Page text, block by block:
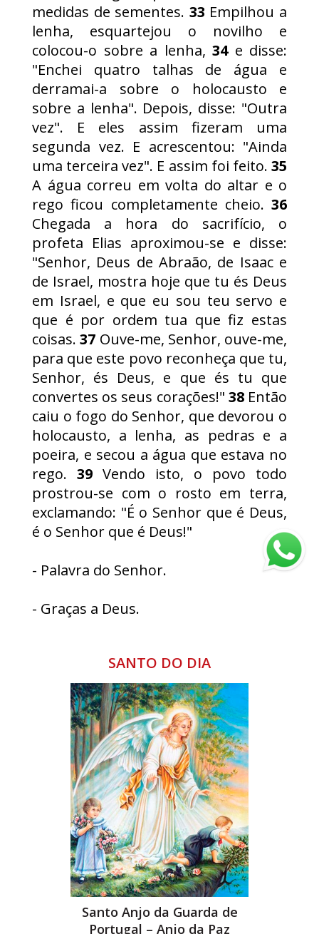
medidas de sementes. 33 Empilhou a
lenha, esquartejou o novilho e
colocou-o sobre a lenha, 34e disse:
"Enchei quatro talhas de água e
derramai-a sobre o holocausto e
sobre a lenha". Depois, disse: "Outra
vez". E eles assim fizeram uma
segunda vez. E acrescentou: "Ainda
uma terceira vez". E assim foi feito. 35
A água correu em volta do altar e o
rego ficou completamente cheio. 36
Chegada a hora do sacrifício, o
profeta Elias aproximou-se e disse:
"Senhor, Deus de Abraão, de Isaac e
de Israel, mostra hoje que tu és Deus
em Israel, e que eu sou teu servo e
que é por ordem tua que fiz estas
coisas.37 Ouve-me, Senhor, ouve-me,
para que este povo reconheça que tu,
Senhor, és Deus, e que és tu que
convertes os seus corações!" 38Então
caiu o fogo do Senhor, que devorou o
holocausto, a lenha, as pedras e a
poeira, e secou a água que estava no
rego. 39 Vendo isto, o povo todo
prostrou-se com o rosto em terra,
exclamando: "É o Senhor que é Deus,
é o Senhor que é Deus!"
- Palavra do Senhor.
- Graças a Deus.
SANTO DO DIA
Santo Anjo da Guarda de
Portugal – Anjo da Paz